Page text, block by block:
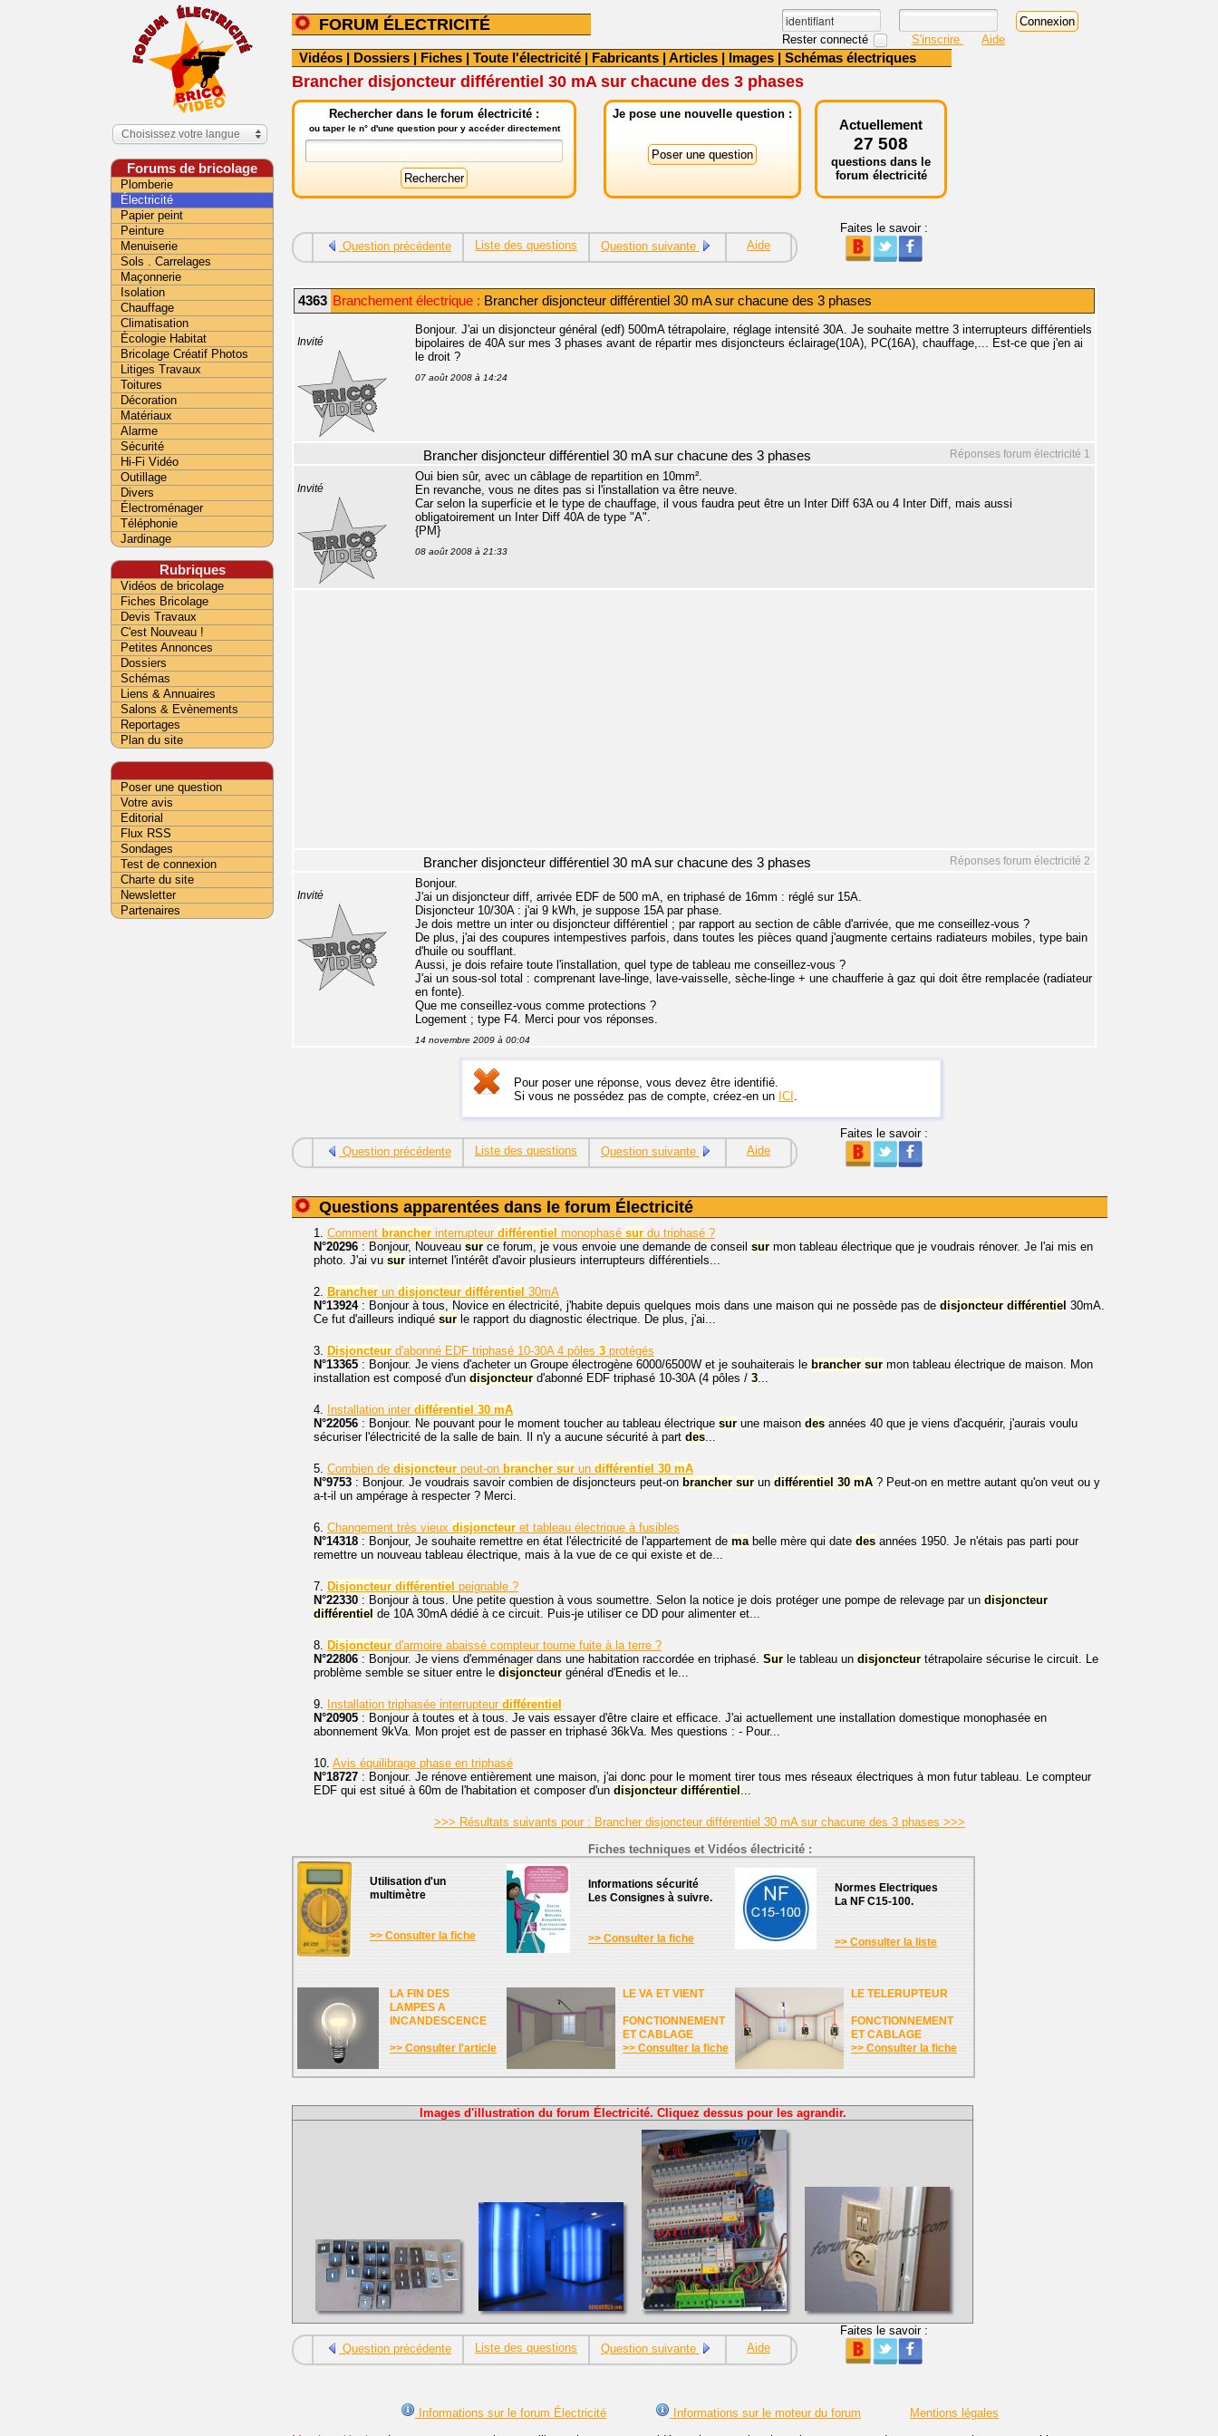
FORUM ÉLECTRICITÉ
Rester connecté S'inscrire Aide
Vidéos | Dossiers | Fiches | Toute l'électricité | Fabricants | Articles | Images | Schémas électriques
Brancher disjoncteur différentiel 30 mA sur chacune des 3 phases
Rechercher dans le forum électricité :
ou taper le n° d'une question pour y accéder directement
Je pose une nouvelle question :
Actuellement
27 508
questions dans le
forum électricité
Question précédente Liste des questions Question suivante Aide
Faites le savoir :
4363 Branchement électrique : Brancher disjoncteur différentiel 30 mA sur chacune des 3 phases
Invité
Bonjour. J'ai un disjoncteur général (edf) 500mA tétrapolaire, réglage intensité 30A. Je souhaite mettre 3 interrupteurs différentiels
bipolaires de 40A sur mes 3 phases avant de répartir mes disjoncteurs éclairage(10A), PC(16A), chauffage,... Est-ce que j'en ai
le droit ?
07 août 2008 à 14:24
Réponses forum électricité 1
Brancher disjoncteur différentiel 30 mA sur chacune des 3 phases
Invité
Oui bien sûr, avec un câblage de repartition en 10mm².
En revanche, vous ne dites pas si l'installation va être neuve.
Car selon la superficie et le type de chauffage, il vous faudra peut être un Inter Diff 63A ou 4 Inter Diff, mais aussi
obligatoirement un Inter Diff 40A de type "A".
{PM}
08 août 2008 à 21:33
Réponses forum électricité 2
Brancher disjoncteur différentiel 30 mA sur chacune des 3 phases
Invité
Bonjour.
J'ai un disjoncteur diff, arrivée EDF de 500 mA, en triphasé de 16mm : réglé sur 15A.
Disjoncteur 10/30A : j'ai 9 kWh, je suppose 15A par phase.
Je dois mettre un inter ou disjoncteur différentiel ; par rapport au section de câble d'arrivée, que me conseillez-vous ?
De plus, j'ai des coupures intempestives parfois, dans toutes les pièces quand j'augmente certains radiateurs mobiles, type bain
d'huile ou soufflant.
Aussi, je dois refaire toute l'installation, quel type de tableau me conseillez-vous ?
J'ai un sous-sol total : comprenant lave-linge, lave-vaisselle, sèche-linge + une chaufferie à gaz qui doit être remplacée (radiateur
en fonte).
Que me conseillez-vous comme protections ?
Logement ; type F4. Merci pour vos réponses.
14 novembre 2009 à 00:04
Pour poser une réponse, vous devez être identifié.
Si vous ne possédez pas de compte, créez-en un ICI .
Question précédente Liste des questions Question suivante Aide
Faites le savoir :
Questions apparentées dans le forum Électricité
1. Comment brancher interrupteur différentiel monophasé sur du triphasé ?
N°20296 : Bonjour, Nouveau sur ce forum, je vous envoie une demande de conseil sur mon tableau électrique que je voudrais rénover. Je l'ai mis en
photo. J'ai vu sur internet l'intérêt d'avoir plusieurs interrupteurs différentiels...
2. Brancher un disjoncteur différentiel 30mA
N°13924: Bonjour à tous, Novice en électricité, j'habite depuis quelques mois dans une maison qui ne possède pas de disjoncteur différentiel 30mA.
Ce fut d'ailleurs indiqué sur le rapport du diagnostic électrique. De plus, j'ai...
3. Disjoncteur d'abonné EDF triphasé 10-30A 4 pôles 3 protégés
N°13365 : Bonjour. Je viens d'acheter un Groupe électrogène 6000/6500W et je souhaiterais le brancher sur mon tableau électrique de maison. Mon
installation est composé d'un disjoncteur d'abonné EDF triphasé 10-30A (4 pôles / 3...
4. Installation inter différentiel 30 mA
N°22056 : Bonjour. Ne pouvant pour le moment toucher au tableau électrique sur une maison des années 40 que je viens d'acquérir, j'aurais voulu
sécuriser l'électricité de la salle de bain. Il n'y a aucune sécurité à part des...
5. Combien de disjoncteur peut-on brancher sur un différentiel 30 mA
N°9753 : Bonjour. Je voudrais savoir combien de disjoncteurs peut-on brancher sur un différentiel 30 mA ? Peut-on en mettre autant qu'on veut ou y
a-t-il un ampérage à respecter ? Merci.
6. Changement très vieux disjoncteur et tableau électrique à fusibles
N°14318 : Bonjour, Je souhaite remettre en état l'électricité de l'appartement de mabelle mère qui date des années 1950. Je n'étais pas parti pour
remettre un nouveau tableau électrique, mais à la vue de ce qui existe et de...
7. Disjoncteur différentiel peignable ?
N°22330 : Bonjour à tous. Une petite question à vous soumettre. Selon la notice je dois protéger une pompe de relevage par un disjoncteur
différentiel de 10A 30mA dédié à ce circuit. Puis-je utiliser ce DD pour alimenter et...
8. Disjoncteur d'armoire abaissé compteur tourne fuite à la terre ?
N°22806 : Bonjour. Je viens d'emménager dans une habitation raccordée en triphasé. Sur le tableau un disjoncteur tétrapolaire sécurise le circuit. Le
problème semble se situer entre le disjoncteur général d'Enedis et le...
9. Installation triphasée interrupteur différentiel
N°20905 : Bonjour à toutes et à tous. Je vais essayer d'être claire et efficace. J'ai actuellement une installation domestique monophasée en
abonnement 9kVa. Mon projet est de passer en triphasé 36kVa. Mes questions : - Pour...
10. Avis équilibrage phase en triphasé
N°18727 : Bonjour. Je rénove entièrement une maison, j'ai donc pour le moment tirer tous mes réseaux électriques à mon futur tableau. Le compteur
EDF qui est situé à 60m de l'habitation et composer d'un disjoncteur différentiel ...
>>> Résultats suivants pour : Brancher disjoncteur différentiel 30 mA sur chacune des 3 phases >>>
Fiches techniques et Vidéos électricité :
Utilisation d'un
multimètre
>> Consulter la fiche
Informations sécurité
Les Consignes à suivre.
>> Consulter la fiche
Normes Electriques
La NF C15-100.
>> Consulter la liste
LA FIN DES
LAMPES A
INCANDESCENCE
>> Consulter l'article
LE VA ET VIENT
FONCTIONNEMENT
ET CABLAGE
>> Consulter la fiche
LE TELERUPTEUR
FONCTIONNEMENT
ET CABLAGE
>> Consulter la fiche
Images d'illustration du forum Électricité. Cliquez dessus pour les agrandir.
Question précédente Liste des questions Question suivante Aide
Faites le savoir :
Informations sur le forum Électricité Informations sur le moteur du forum
Mentions légales
Choisissez votre langue
Forums de bricolage
Plomberie
Électricité
Papier peint
Peinture
Menuiserie
Sols . Carrelages
Maçonnerie
Isolation
Chauffage
Climatisation
Écologie Habitat
Bricolage Créatif Photos
Litiges Travaux
Toitures
Décoration
Matériaux
Alarme
Sécurité
Hi-Fi Vidéo
Outillage
Divers
Électroménager
Téléphonie
Jardinage
Rubriques
Vidéos de bricolage
Fiches Bricolage
Devis Travaux
C'est Nouveau !
Petites Annonces
Dossiers
Schémas
Liens & Annuaires
Salons & Evènements
Reportages
Plan du site
Poser une question
Votre avis
Editorial
Flux RSS
Sondages
Test de connexion
Charte du site
Newsletter
Partenaires